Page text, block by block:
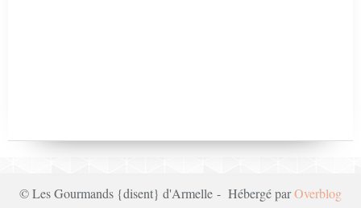
© Les Gourmands {disent} d'Armelle - Hébergé parOverblog